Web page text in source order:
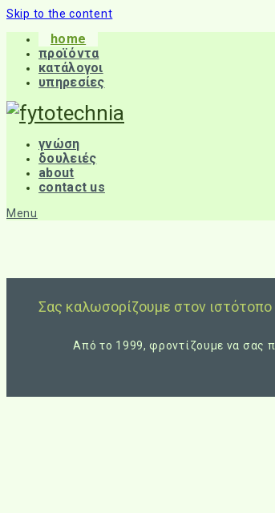
Skip to the content
home
προϊόντα
κατάλογοι
υπηρεσίες
γνώση
δουλειές
about
contact us
Menu
Σας καλωσορίζουμε στον
Από το 1999, φροντίζουμε να σας